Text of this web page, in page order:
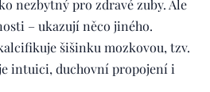
nezbytný pro zdravé zuby. Ale
– ukazují něco jiného.
šišinku mozkovou, tzv.
intuici, duchovní propojení i